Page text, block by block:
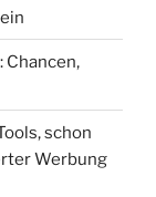
Chancen,
schon
Werbung